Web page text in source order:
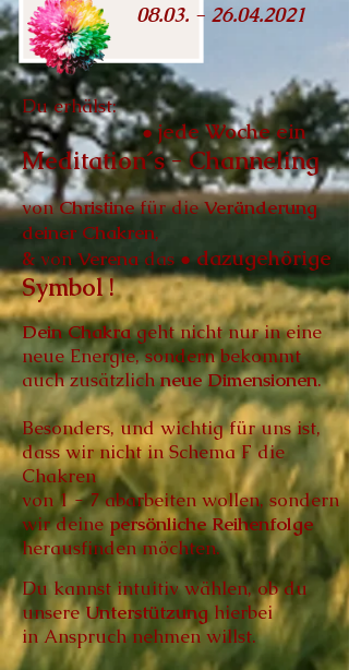
08.03. - 26.04.2021
Du erhälst:
●jede Woche ein
Meditation´s - Channeling
vonChristine für dieVeränderung
deiner Chakren,
& von Verena das ● dazugehörige
Symbol!
Dein Chakrageht nicht nur in eine
neue Energie, sondern bekommt
auchzusätzlichneue Dimensionen.
Besonders, und wichtig für uns ist,
dass wir nicht in Schema F die
Chakren
von 1 - 7 abarbeiten wollen, sondern
wirdeine persönliche Reihenfolge
herausfinden möchten.
Du kannst intuitiv wählen, ob du
unsereUnterstützung hierbei
in Anspruch nehmen willst.